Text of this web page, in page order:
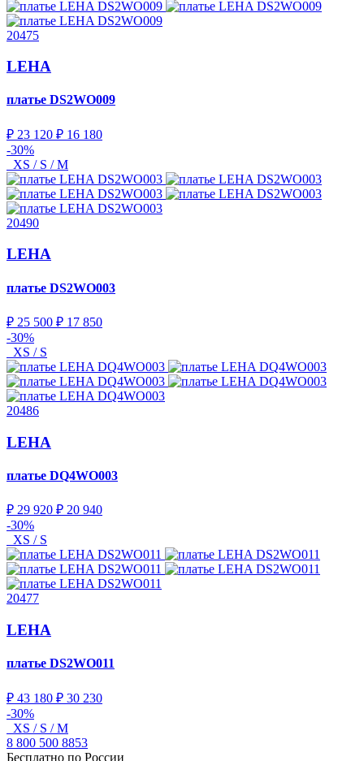
20475
LEHA
платье DS2WO009
₽ 23 120 ₽ 16 180
-30%
XS / S / M
20490
LEHA
платье DS2WO003
₽ 25 500 ₽ 17 850
-30%
XS / S
20486
LEHA
платье DQ4WO003
₽ 29 920 ₽ 20 940
-30%
XS / S
20477
LEHA
платье DS2WO011
₽ 43 180 ₽ 30 230
-30%
XS / S / M
8 800 500 8853
Бесплатно по России